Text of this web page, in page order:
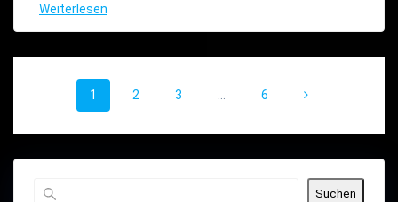
Weiterlesen
Beitragsnavigation
Seite
1 Seite
2 Seite
3 Seite
6
Suchen